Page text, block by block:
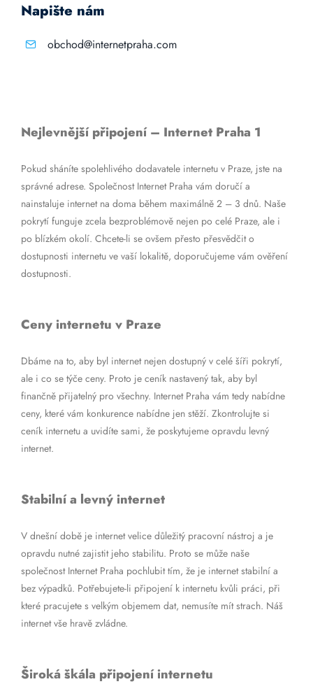
Napište nám
obchod@internetpraha.com
Nejlevnější připojení – Internet Praha 1
Pokud sháníte spolehlivého dodavatele internetu v Praze, jste na
správné adrese. Společnost Internet Praha vám doručí a
nainstaluje internet na doma během maximálně 2 – 3 dnů. Naše
pokrytí funguje zcela bezproblémově nejen po celé Praze, ale i
po blízkém okolí. Chcete-li se ovšem přesto přesvědčit o
dostupnosti internetu ve vaší lokalitě, doporučujeme vám ověření
dostupnosti.
Ceny internetu v Praze
Dbáme na to, aby byl internet nejen dostupný v celé šíři pokrytí,
ale i co se týče ceny. Proto je ceník nastavený tak, aby byl
finančně přijatelný pro všechny. Internet Praha vám tedy nabídne
ceny, které vám konkurence nabídne jen stěží. Zkontrolujte si
ceník internetu a uvidíte sami, že poskytujeme opravdu levný
internet.
Stabilní a levný internet
V dnešní době je internet velice důležitý pracovní nástroj a je
opravdu nutné zajistit jeho stabilitu. Proto se může naše
společnost Internet Praha pochlubit tím, že je internet stabilní a
bez výpadků. Potřebujete-li připojení k internetu kvůli práci, při
které pracujete s velkým objemem dat, nemusíte mít strach. Náš
internet vše hravě zvládne.
Široká škála připojení internetu